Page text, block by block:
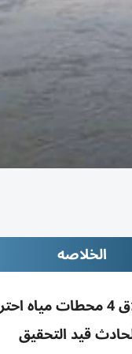
الخلاصه
انفجار جزئي بخط غاز أسفل
قيد التحقيق